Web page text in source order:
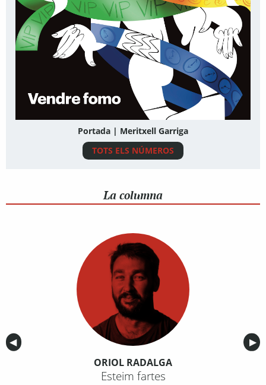
Portada | Meritxell Garriga
TOTS ELS NÚMEROS
La columna
Anterior
◀︎ ▶︎
ORIOL RADALGA
Esteim fartes